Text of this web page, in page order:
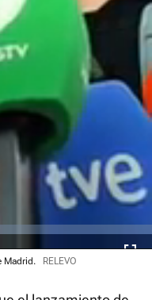
puedes
de control
Madrid. RELEVO